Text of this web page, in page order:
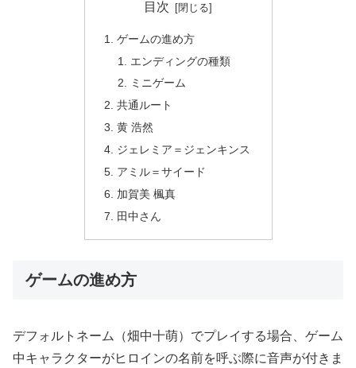
目次
ゲームの進め方
エンディングの種類
ミニゲーム
共通ルート
黄 浩然
ジェレミア＝ジェンキンス
アミル＝サイード
加賀美 楓真
田中さん
ゲームの進め方
デフォルトネーム（畑中十萌）でプレイする場合、ゲーム
中キャラクターがヒロインの名前を呼ぶ際に音声が付きま